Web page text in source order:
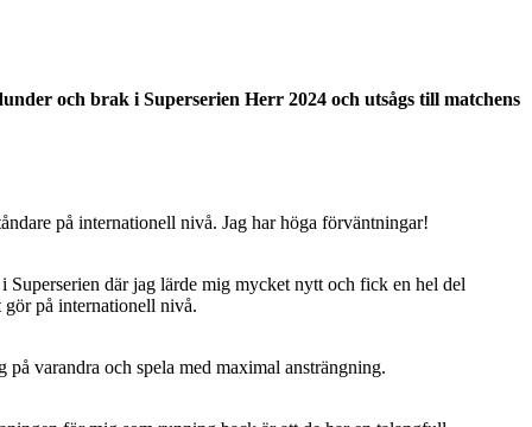
och brak i Superserien Herr 2024 och utsågs till matchens
på internationell nivå. Jag har höga förväntningar!
Superserien där jag lärde mig mycket nytt och fick en hel del
gör på internationell nivå.
varandra och spela med maximal ansträngning.